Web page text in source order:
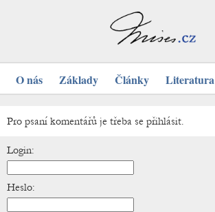
O nás Základy Články Literatura
Pro psaní komentářů je třeba se přihlásit.
Login:
Heslo: